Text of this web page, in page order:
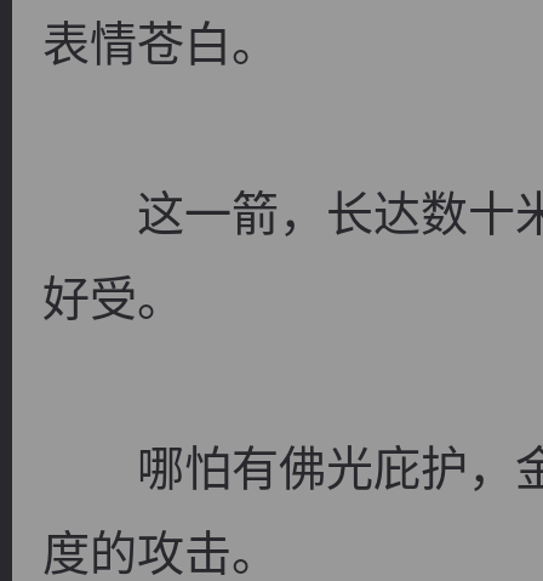
表情苍白。
这一箭，长达数十
好受。
哪怕有佛光庇护，
度的攻击。